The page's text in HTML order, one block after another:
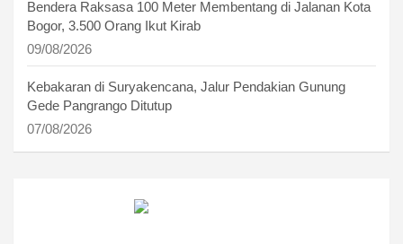
Bendera Raksasa 100 Meter Membentang di Jalanan Kota
Bogor, 3.500 Orang Ikut Kirab
09/08/2026
Kebakaran di Suryakencana, Jalur Pendakian Gunung
Gede Pangrango Ditutup
07/08/2026